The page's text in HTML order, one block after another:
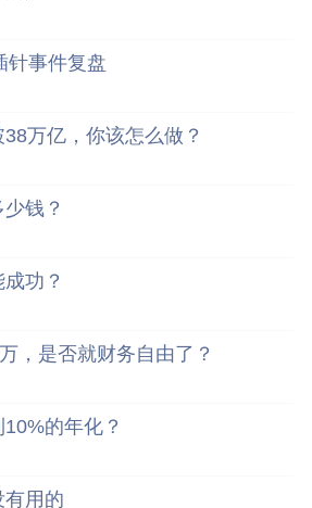
针事件复盘
万亿，你该怎么做？
钱？
功？
，是否就财务自由了？
的年化？
有用的